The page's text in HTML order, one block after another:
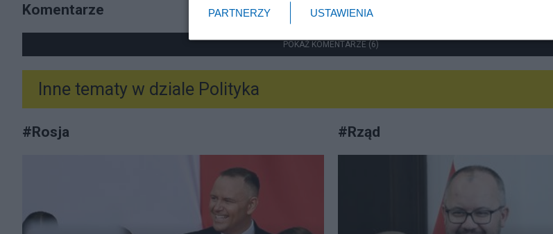
Komentarze
POKAŻ KOMENTARZE (6)
Inne tematy w dziale Polityka
#Rosja #Rząd
PARTNERZY USTAWIENIA